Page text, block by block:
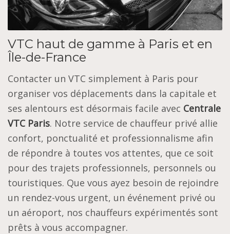
VTC haut de gamme à Paris et en
Île-de-France
Contacter un VTC simplement à Paris pour
organiser vos déplacements dans la capitale et
ses alentours est désormais facile avec Centrale
VTC Paris. Notre service de chauffeur privé allie
confort, ponctualité et professionnalisme afin
de répondre à toutes vos attentes, que ce soit
pour des trajets professionnels, personnels ou
touristiques. Que vous ayez besoin de rejoindre
un rendez-vous urgent, un événement privé ou
un aéroport, nos chauffeurs expérimentés sont
prêts à vous accompagner.